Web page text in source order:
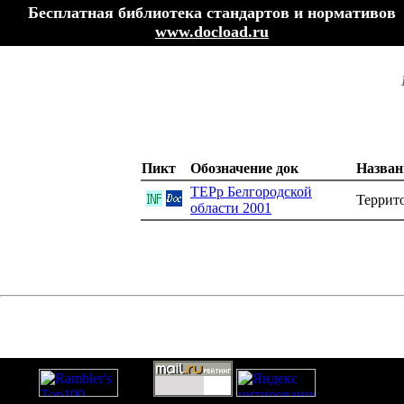
Бесплатная библиотека стандартов и нормативов
www.docload.ru
Пикт Обозначение док
ТЕРр Белгородской
области 2001